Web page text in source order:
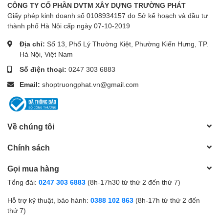
CÔNG TY CỔ PHẦN DVTM XÂY DỰNG TRƯỜNG PHÁT
Giấy phép kinh doanh số 0108934157 do Sở kế hoạch và đầu tư
thành phố Hà Nội cấp ngày 07-10-2019
Địa chỉ: Số 13, Phố Lý Thường Kiệt, Phường Kiến Hưng, TP.
Hà Nội, Việt Nam
Số điện thoại: 0247 303 6883
Email: shoptruongphat.vn@gmail.com
Về chúng tôi
Chính sách
Gọi mua hàng
Tổng đài: 0247 303 6883 (8h-17h30 từ thứ 2 đến thứ 7)
Hỗ trợ kỹ thuật, bảo hành: 0388 102 863 (8h-17h từ thứ 2 đến
thứ 7)